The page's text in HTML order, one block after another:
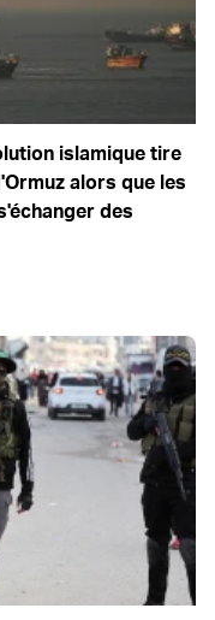
islamique tire
alors que les
des